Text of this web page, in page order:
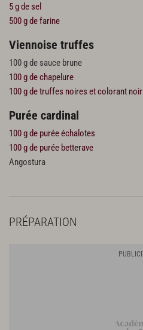
5 g de sel
500 g de farine
Viennoise truffes
100 g de sauce brune
100 g de chapelure
100 g de truffes noires et colorant noir
Purée cardinal
100 g de purée échalotes
100 g de purée betterave
Angostura
PRÉPARATION